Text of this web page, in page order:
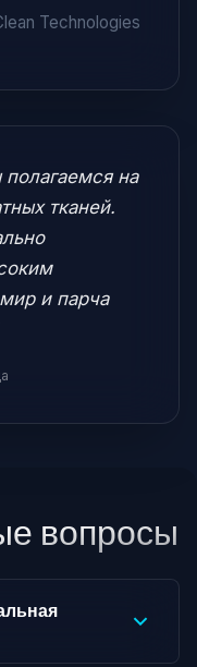
Technologies
на
тканей.
и парча
вопросы